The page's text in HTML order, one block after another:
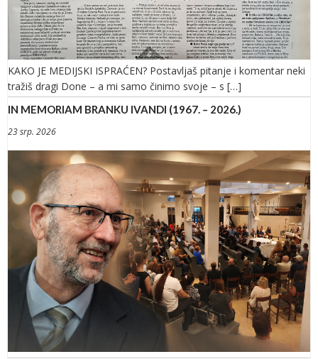
KAKO JE MEDIJSKI ISPRAĆEN? Postavljaš pitanje i komentar neki
tražiš dragi Done – a mi samo činimo svoje – s […]
IN MEMORIAM BRANKU IVANDI (1967. – 2026.)
23 srp. 2026